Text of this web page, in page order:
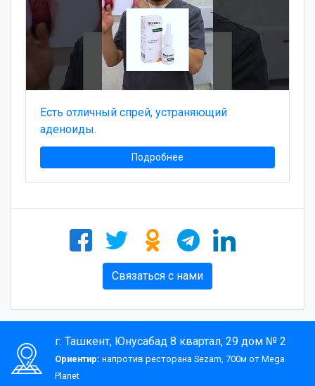
Есть отличный спрей, устраняющий
аденоиды.
Подробнее
Связаться с нами
г. Ташкент, Юнусабад 8 квартал, 29 дом № 2
Ориентир: напротив ресторана Sezam, 700м от Mega
Planet